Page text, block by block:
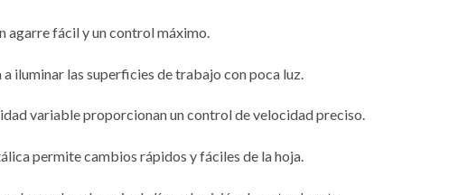
agarre fácil y un control máximo.
iluminar las superficies de trabajo con poca luz.
variable proporcionan un control de velocidad preciso.
permite cambios rápidos y fáciles de la hoja.